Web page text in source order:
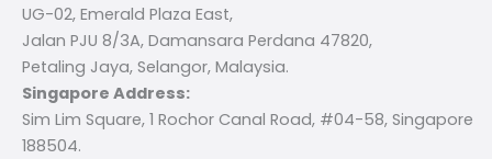
UG-02, Emerald Plaza East,
Jalan PJU 8/3A, Damansara Perdana 47820,
Petaling Jaya, Selangor, Malaysia.
Singapore Address:
Sim Lim Square, 1 Rochor Canal Road, #04-58, Singapore
188504.